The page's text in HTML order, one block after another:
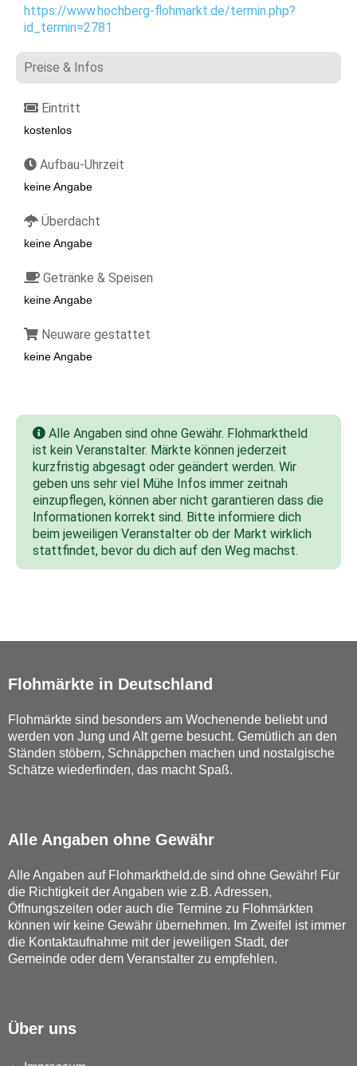
https://www.hochberg-flohmarkt.de/termin.php?
id_termin=2781
Preise & Infos
Eintritt
kostenlos
Aufbau-Uhrzeit
keine Angabe
Überdacht
keine Angabe
Getränke & Speisen
keine Angabe
Neuware gestattet
keine Angabe
Alle Angaben sind ohne Gewähr. Flohmarktheld
ist kein Veranstalter. Märkte können jederzeit
kurzfristig abgesagt oder geändert werden. Wir
geben uns sehr viel Mühe Infos immer zeitnah
einzupflegen, können aber nicht garantieren dass die
Informationen korrekt sind. Bitte informiere dich
beim jeweiligen Veranstalter ob der Markt wirklich
stattfindet, bevor du dich auf den Weg machst.
Flohmärkte in Deutschland
Flohmärkte sind besonders am Wochenende beliebt und
werden von Jung und Alt gerne besucht. Gemütlich an den
Ständen stöbern, Schnäppchen machen und nostalgische
Schätze wiederfinden, das macht Spaß.
Alle Angaben ohne Gewähr
Alle Angaben auf Flohmarktheld.de sind ohne Gewähr! Für
die Richtigkeit der Angaben wie z.B. Adressen,
Öffnungszeiten oder auch die Termine zu Flohmärkten
können wir keine Gewähr übernehmen. Im Zweifel ist immer
die Kontaktaufnahme mit der jeweiligen Stadt, der
Gemeinde oder dem Veranstalter zu empfehlen.
Über uns